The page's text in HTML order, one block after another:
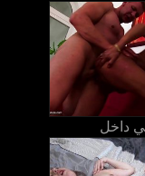
داخل